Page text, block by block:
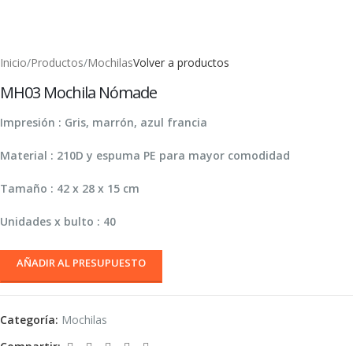
Inicio/Productos/MochilasVolver a productos
MH03 Mochila Nómade
Impresión : Gris, marrón, azul francia
Material : 210D y espuma PE para mayor comodidad
Tamaño : 42 x 28 x 15 cm
Unidades x bulto : 40
AÑADIR AL PRESUPUESTO
Categoría: Mochilas